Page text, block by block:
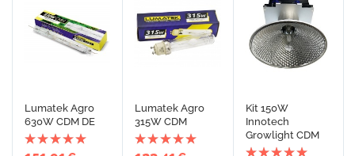
Lumatek Agro
630W CDM DE
Lumatek Agro
315W CDM
Kit 150W
Innotech
Growlight CDM